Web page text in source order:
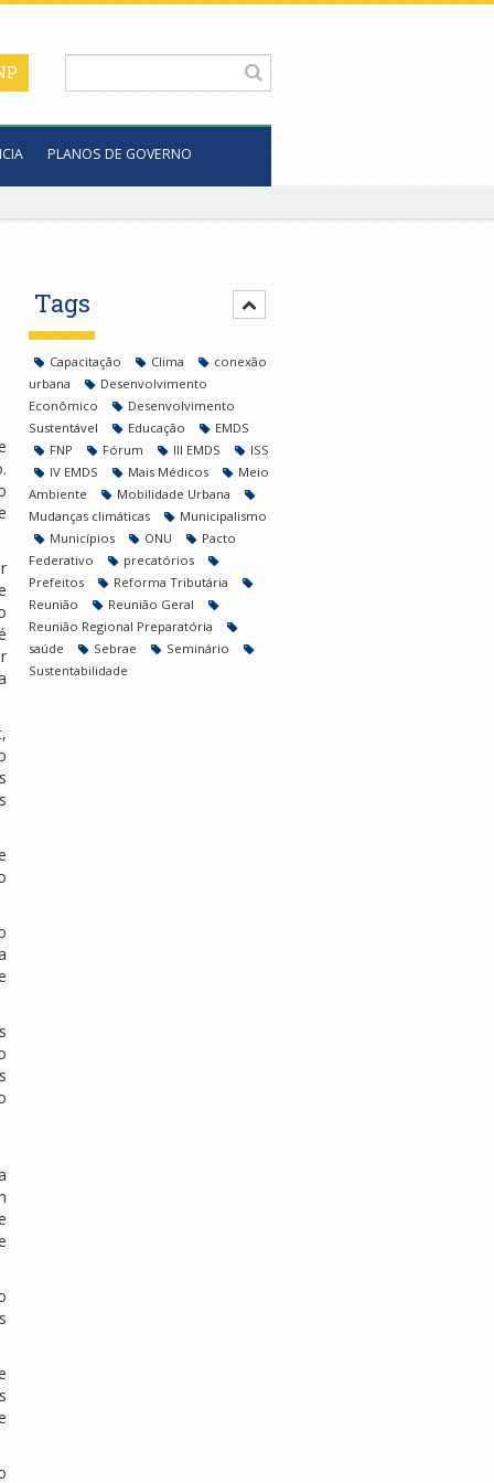
PLANOS DE GOVERNO
Tags
Capacitação Clima
conexão
urbana
Desenvolvimento
Econômico
Desenvolvimento
Sustentável
Educação
EMDS
FNP
Fórum III EMDS
ISS
IV EMDS
Mais Médicos
Meio
Ambiente
Mobilidade Urbana
Mudanças climáticas
Municipalismo
Municípios
ONU
Pacto
Federativo
precatórios
Prefeitos
Reforma Tributária
Reunião
Reunião Geral
Reunião Regional Preparatória
saúde
Sebrae
Seminário
Sustentabilidade